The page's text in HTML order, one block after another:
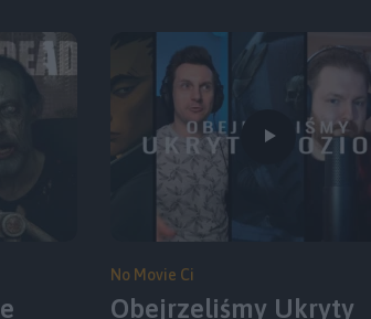
No Movie Ci
Obejrzeliśmy Ukryty